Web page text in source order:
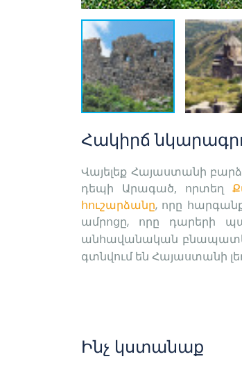
Հակիրճ
Վայելեք Հայաստանի
դեպի Արագած, որտեղ
հուշարձանը, որը
ամրոցը, որը դարերի
անհավանական
գտնվում են Հայաստանի
Ինչ կստանաք